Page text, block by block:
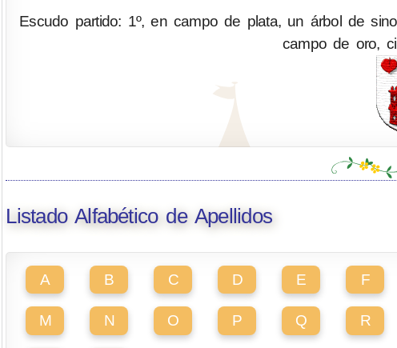
Escudo partido: 1º, en campo de plata, un árbol de
campo de oro,
Listado Alfabético de Apellidos
A B C D E F
M N O P Q R